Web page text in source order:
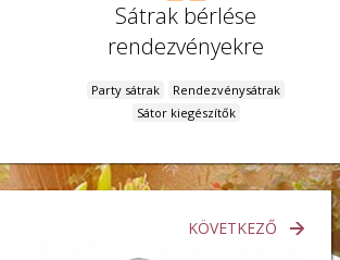
Sátrak bérlése
rendezvényekre
Party sátrak
Rendezvénysátrak
Sátor kiegészítők
KÖVETKEZŐ